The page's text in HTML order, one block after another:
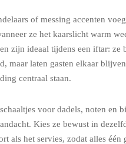
of messing accenten
ze het kaarslicht warm
zijn ideaal tijdens een iftar: ze
maar laten gasten elkaar
centraal staan.
voor dadels, noten en
Kies ze bewust in
als het servies, zodat alles één